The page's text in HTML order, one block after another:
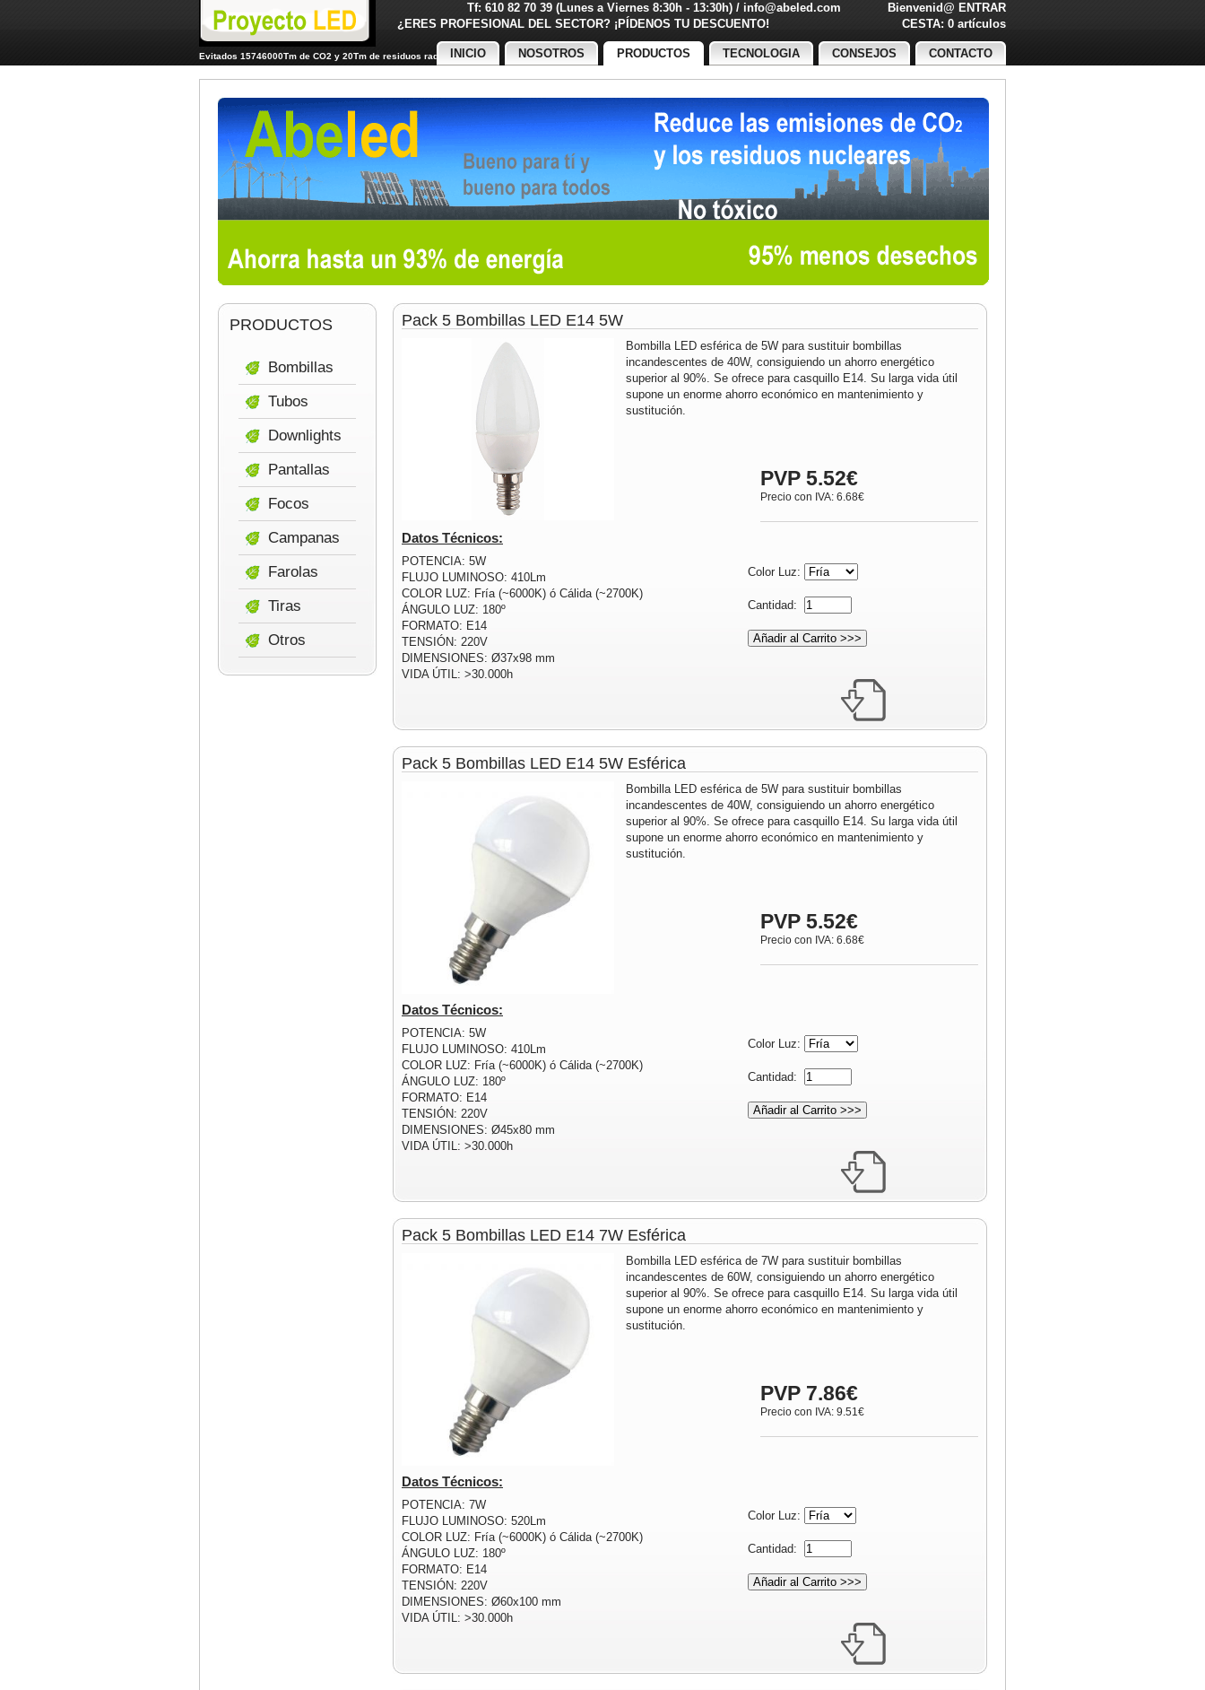
Tf: 610 82 70 39 (Lunes a Viernes 8:30h - 13:30h) / info@abeled.com Bienvenid@ ENTRAR
¿ERES PROFESIONAL DEL SECTOR? ¡PÍDENOS TU DESCUENTO!
CESTA: 0 artículos
Evitados 15746000Tm de CO2 y 20Tm de residuos radiactivos
INICIO NOSOTROS PRODUCTOS TECNOLOGIA CONSEJOS CONTACTO
Pack 5 Bombillas LED E14 5W
Bombilla LED esférica de 5W para sustituir bombillas
incandescentes de 40W, consiguiendo un ahorro energético
superior al 90%. Se ofrece para casquillo E14. Su larga vida útil
supone un enorme ahorro económico en mantenimiento y
sustitución.
PVP 5.52€
Precio con IVA: 6.68€
Datos Técnicos:
POTENCIA: 5W
FLUJO LUMINOSO: 410Lm
COLOR LUZ: Fría (~6000K) ó Cálida (~2700K)
ÁNGULO LUZ: 180º
FORMATO: E14
TENSIÓN: 220V
DIMENSIONES: Ø37x98 mm
VIDA ÚTIL: >30.000h
Color Luz:
Cantidad:
Pack 5 Bombillas LED E14 5W Esférica
Bombilla LED esférica de 5W para sustituir bombillas
incandescentes de 40W, consiguiendo un ahorro energético
superior al 90%. Se ofrece para casquillo E14. Su larga vida útil
supone un enorme ahorro económico en mantenimiento y
sustitución.
PVP 5.52€
Precio con IVA: 6.68€
Datos Técnicos:
POTENCIA: 5W
FLUJO LUMINOSO: 410Lm
COLOR LUZ: Fría (~6000K) ó Cálida (~2700K)
ÁNGULO LUZ: 180º
FORMATO: E14
TENSIÓN: 220V
DIMENSIONES: Ø45x80 mm
VIDA ÚTIL: >30.000h
Color Luz:
Cantidad:
Pack 5 Bombillas LED E14 7W Esférica
Bombilla LED esférica de 7W para sustituir bombillas
incandescentes de 60W, consiguiendo un ahorro energético
superior al 90%. Se ofrece para casquillo E14. Su larga vida útil
supone un enorme ahorro económico en mantenimiento y
sustitución.
PVP 7.86€
Precio con IVA: 9.51€
Datos Técnicos:
POTENCIA: 7W
FLUJO LUMINOSO: 520Lm
COLOR LUZ: Fría (~6000K) ó Cálida (~2700K)
ÁNGULO LUZ: 180º
FORMATO: E14
TENSIÓN: 220V
DIMENSIONES: Ø60x100 mm
VIDA ÚTIL: >30.000h
Color Luz:
Cantidad:
PRODUCTOS
Bombillas
Tubos
Downlights
Pantallas
Focos
Campanas
Farolas
Tiras
Otros